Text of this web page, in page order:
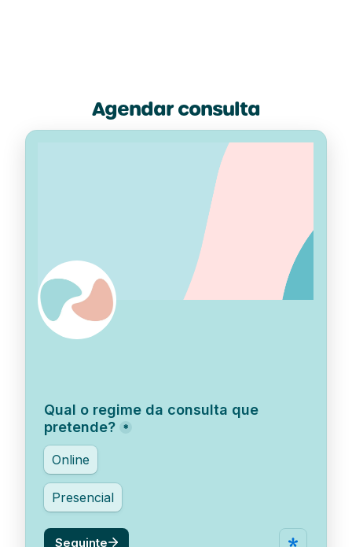
Agendar consulta